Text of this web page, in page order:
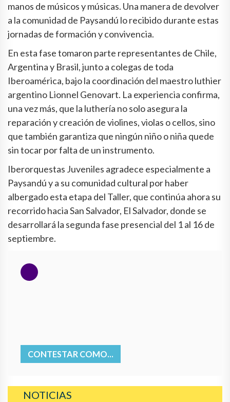
manos de músicos y músicas. Una manera de devolver
a la comunidad de Paysandú lo recibido durante estas
jornadas de formación y convivencia.
En esta fase tomaron parte representantes de Chile,
Argentina y Brasil, junto a colegas de toda
Iberoamérica, bajo la coordinación del maestro luthier
argentino Lionnel Genovart. La experiencia confirma,
una vez más, que la luthería no solo asegura la
reparación y creación de violines, violas o cellos, sino
que también garantiza que ningún niño o niña quede
sin tocar por falta de un instrumento.
Iberorquestas Juveniles agradece especialmente a
Paysandú y a su comunidad cultural por haber
albergado esta etapa del Taller, que continúa ahora su
recorrido hacia San Salvador, El Salvador, donde se
desarrollará la segunda fase presencial del 1 al 16 de
septiembre.
CONTESTAR COMO...
NOTICIAS